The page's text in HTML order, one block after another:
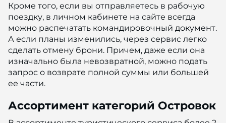
Кроме того, если вы отправляетесь в рабочую
поездку, в личном кабинете на сайте всегда
можно распечатать командировочный документ.
А если планы изменились, через сервис легко
сделать отмену брони. Причем, даже если она
изначально была невозвратной, можно подать
запрос о возврате полной суммы или большей
ее части.
Ассортимент категорий Островок